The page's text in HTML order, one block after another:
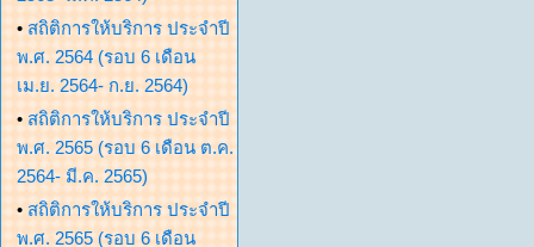
• สถิติการให้บริการ ประจำปี
พ.ศ. 2564 (รอบ 6 เดือน
เม.ย. 2564- ก.ย. 2564)
• สถิติการให้บริการ ประจำปี
พ.ศ. 2565 (รอบ 6 เดือน ต.ค.
2564- มี.ค. 2565)
• สถิติการให้บริการ ประจำปี
พ.ศ. 2565 (รอบ 6 เดือน